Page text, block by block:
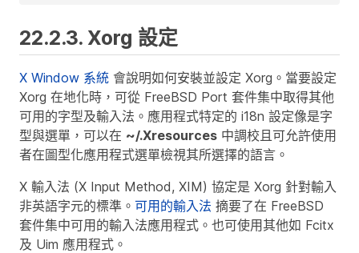
22.2.3. Xorg 設定
X Window 系統 會說明如何安裝並設定 Xorg。當要設定
Xorg 在地化時，可從 FreeBSD Port 套件集中取得其他
可用的字型及輸入法。應用程式特定的 i18n 設定像是字
型與選單，可以在 ~/.Xresources 中調校且可允許使用
者在圖型化應用程式選單檢視其所選擇的語言。
X 輸入法 (X Input Method, XIM) 協定是 Xorg 針對輸入
非英語字元的標準。 可用的輸入法 摘要了在 FreeBSD
套件集中可用的輸入法應用程式。也可使用其他如 Fcitx
及 Uim 應用程式。